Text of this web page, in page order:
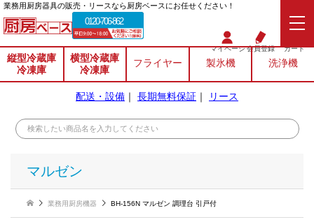
業務⽤厨房器具の販売・リースなら厨房ベースにお任せください！
0120-706-862
マイページ会員登録 カート
縦型冷蔵庫
冷凍庫
横型冷蔵庫
冷凍庫
フライヤー 製氷機 洗浄機
配送・設備 ｜ 長期無料保証 ｜ リース
マルゼン
業務用厨房機器 BH-156N マルゼン 調理台 引戸付